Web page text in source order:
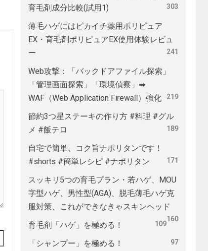
育毛剤成分比較(試用1) 303
薄毛ハゲにはピカイチ薬用ポリピュア
EX・育毛剤ポリピュアEX使用体験レビュ
ー
241
Web攻撃：「バックドアファイル探索」
「管理画面探索」「環境偵察」➡
WAF（Web Application Firewall）強化
219
節約3つ星ステーキの作り方 #料理 #グル
メ #飯テロ
189
自宅で簡単、コク旨ナポリタンです！
#shorts #簡単レシピ #ナポリタン
171
スッキリ5つの育毛プラン・若ハゲ、MOU
字型ハゲ、男性型(AGA)、脱毛薄毛ハゲ克
服対策、これができなきゃスキンヘッド
160
育毛剤「ハゲ」を極める！ 109
「シャンプー」を極める！ 97